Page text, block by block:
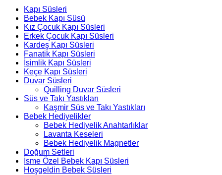
Kapı Süsleri
Bebek Kapı Süsü
Kız Çocuk Kapı Süsleri
Erkek Çocuk Kapı Süsleri
Kardeş Kapı Süsleri
Fanatik Kapı Süsleri
İsimlik Kapı Süsleri
Keçe Kapı Süsleri
Duvar Süsleri
Quilling Duvar Süsleri
Süs ve Takı Yastıkları
Kaşmir Süs ve Takı Yastıkları
Bebek Hediyelikler
Bebek Hediyelik Anahtarlıklar
Lavanta Keseleri
Bebek Hediyelik Magnetler
Doğum Setleri
İsme Özel Bebek Kapı Süsleri
Hoşgeldin Bebek Süsleri